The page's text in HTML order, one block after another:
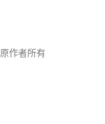
作者所有